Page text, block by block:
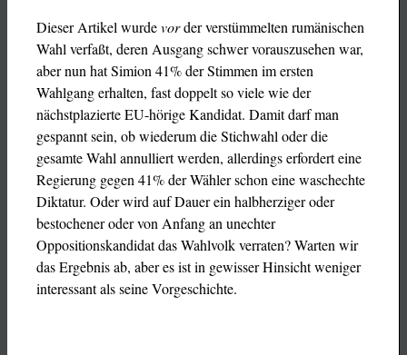
Dieser Artikel wurdevorder verstümmelten rumänischen
Wahl verfaßt, deren Ausgang schwer vorauszusehen war,
aber nun hat Simion 41% der Stimmen im ersten
Wahlgang erhalten, fast doppelt so viele wie der
nächstplazierte EU-hörige Kandidat. Damit darf man
gespannt sein, ob wiederum die Stichwahl oder die
gesamte Wahl annulliert werden, allerdings erfordert eine
Regierung gegen 41% der Wähler schon eine waschechte
Diktatur. Oder wird auf Dauer ein halbherziger oder
bestochener oder von Anfang an unechter
Oppositionskandidat das Wahlvolk verraten? Warten wir
das Ergebnis ab, aber es ist in gewisser Hinsicht weniger
interessant als seine Vorgeschichte.